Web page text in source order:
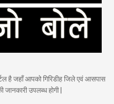
है जहाँ आपको गिरिडीह जिले एवं आसपास
उपलब्ध होगी |